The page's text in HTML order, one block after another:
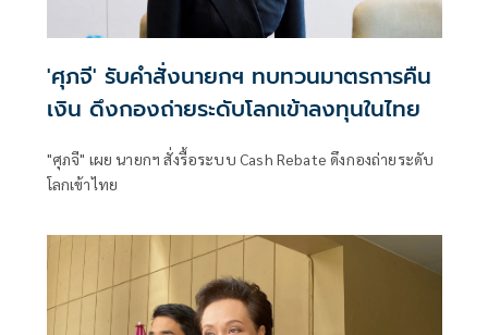
'ศุภจี' รับคำสั่งนายกฯ ทบทวนมาตรการคืน
เงิน ดึงกองถ่ายระดับโลกเข้าลงทุนในไทย
"ศุภจี" เผย นายกฯ สั่งรื้อระบบ Cash Rebate ดึงกองถ่ายระดับ
โลกเข้าไทย